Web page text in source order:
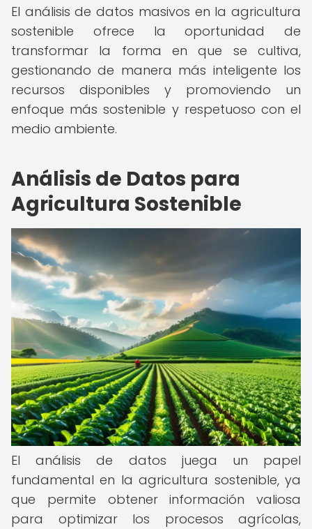
El análisis de datos masivos en la agricultura
sostenible ofrece la oportunidad de
transformar la forma en que se cultiva,
gestionando de manera más inteligente los
recursos disponibles y promoviendo un
enfoque más sostenible y respetuoso con el
medio ambiente.
Análisis de Datos para
Agricultura Sostenible
El análisis de datos juega un papel
fundamental en la agricultura sostenible, ya
que permite obtener información valiosa
para optimizar los procesos agrícolas,